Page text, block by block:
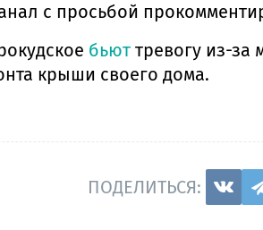
с просьбой
бьют тревогу из-за
крыши своего дома.
ПОДЕЛИТЬСЯ: